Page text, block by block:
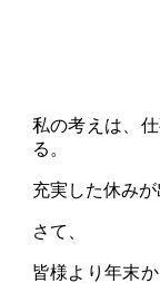
私の考えは、
る。
充実した休みが
さて、
皆様より年末